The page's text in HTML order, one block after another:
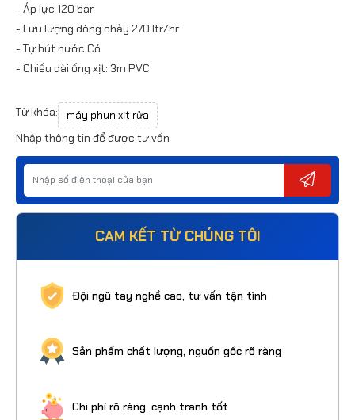
- Áp lực 120 bar
- Lưu lượng dòng chảy 270 ltr/hr
- Tự hút nước Có
- Chiều dài ống xịt: 3m PVC
Từ khóa: máy phun xịt rửa
Nhập thông tin để được tư vấn
CAM KẾT TỪ CHÚNG TÔI
Đội ngũ tay nghề cao, tư vấn tận tình
Sản phẩm chất lượng, nguồn gốc rõ ràng
Chi phí rõ ràng, cạnh tranh tốt